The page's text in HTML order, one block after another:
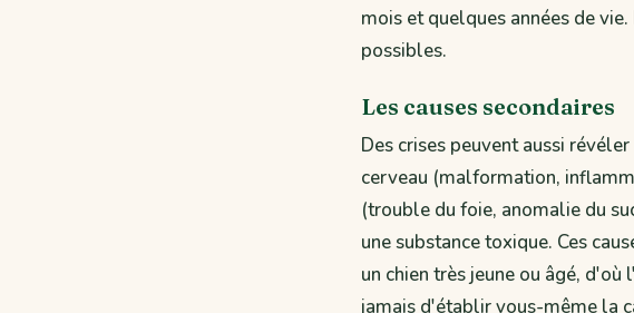
mois et quelques années de
possibles.
Les causes secondaires
Des crises peuvent aussi
cerveau (malformation,
(trouble du foie, anomalie du
une substance toxique. Ces
un chien très jeune ou âgé,
jamais d'établir vous-même la